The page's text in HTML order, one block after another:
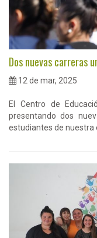
Dos nuevas carreras
12 de mar, 2025
El Centro de
presentando dos
estudiantes de nuestra